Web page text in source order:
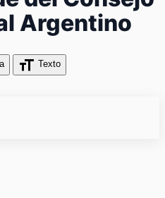
Argentino
format_size Texto